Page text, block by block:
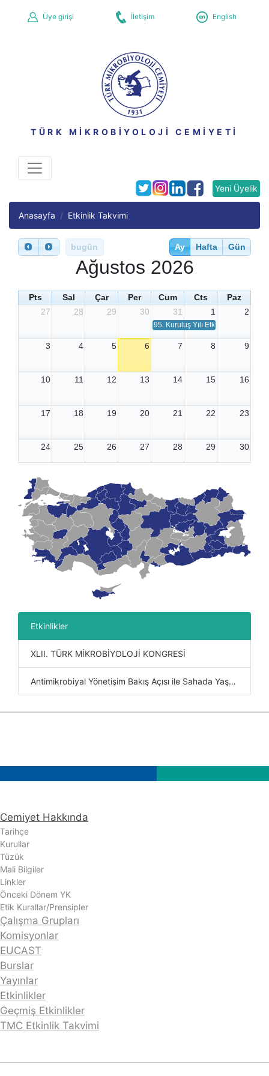
Üye girişi İletişim English
TÜRK MİKROBİYOLOJİ CEMİYETİ
Yeni Üyelik
Anasayfa Etkinlik Takvimi
bugün Ay Hafta Gün
Ağustos 2026
Pts Sal Çar Per Cum Cts
Paz
27
28 29 30 31 1 2
95. Kuruluş Yılı Etkinliği
3 4 5 6 7 8 9
10 11 12 13 14 15 16
17 18 19 20 21 22 23
24 25 26 27 28 29 30
31
Etkinlikler
XLII. TÜRK MİKROBİYOLOJİ KONGRESİ
Antimikrobiyal Yönetişim Bakış Açısı ile Sahada Yaşanan Sorunlara Çözüm Önerileri
Cemiyet Hakkında
Tarihçe
Kurullar
Tüzük
Mali Bilgiler
Linkler
Önceki Dönem YK
Etik Kurallar/Prensipler
Çalışma Grupları
Komisyonlar
EUCAST
Burslar
Yayınlar
Etkinlikler
Geçmiş Etkinlikler
TMC Etkinlik Takvimi